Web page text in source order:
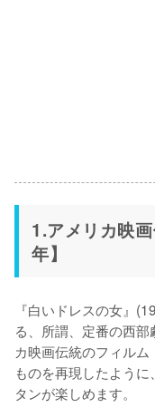
1.アメリカ映
年】
『白いドレスの女』
る、所謂、定番の西
カ映画伝統のフィル
ものを再現したよう
タンが楽しめます。